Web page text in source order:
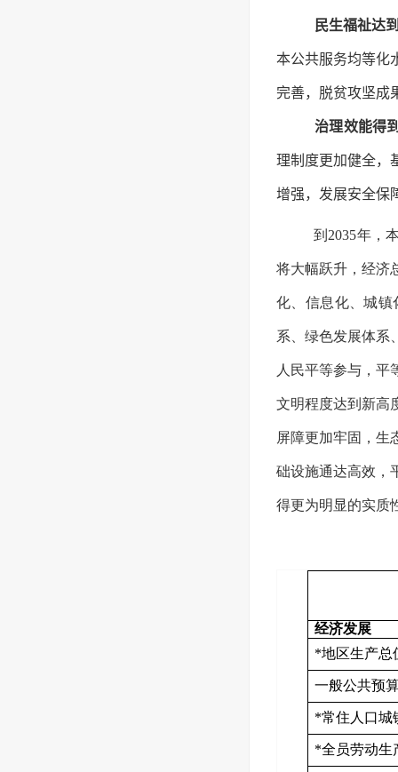
民生福祉达
本公共服务均等化
完善，脱贫攻坚成
治理效能得
理制度更加健全，
增强，发展安全保
到2035年，
将大幅跃升，经济
化、信息化、城镇
系、绿色发展体系
人民平等参与，
文明程度达到新高
屏障更加牢固，生
础设施通达高效，
得更为明显的实质
经济发展
*地区生产总
一般公共预
*常住人口城
*全员劳动生